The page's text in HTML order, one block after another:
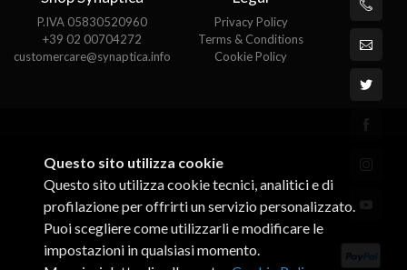
P.IVA 05830520960
+39 02 00704272
customercare@synaptica.info
Privacy Policy
Terms & Conditions
Cookie Policy
Questo sito utilizza cookie
Questo sito utilizza cookie tecnici, analitici e di
profilazione per offrirti un servizio personalizzato.
Puoi scegliere come utilizzarli e modificare le
impostazioni in qualsiasi momento.